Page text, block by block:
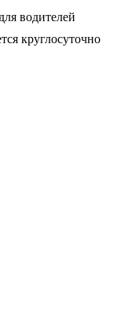
водителей
круглосуточно